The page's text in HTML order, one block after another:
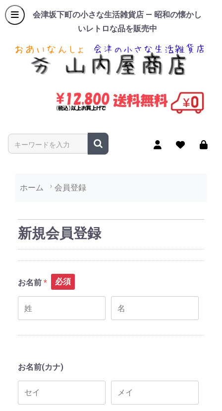
会津坂下町の小さな生活雑貨店 — 昭和の懐かし
いレトロな品を販売中
商品名やキーワードを入力
ホーム 会員登録
新規会員登録
お名前 必須
お名前(カナ)